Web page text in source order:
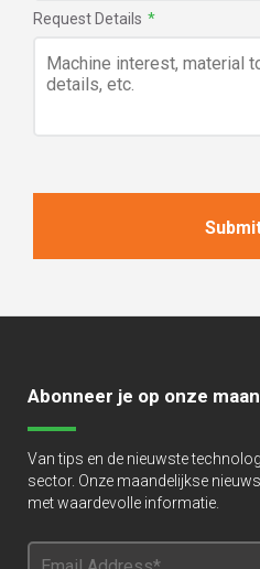
Request Details *
Abonneer je op onze
Van tips en de nieuwste
sector. Onze maandelijkse
met waardevolle informatie.